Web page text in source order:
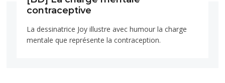
contraceptive
La dessinatrice Joy illustre avec humour la charge
mentale que représente la contraception.